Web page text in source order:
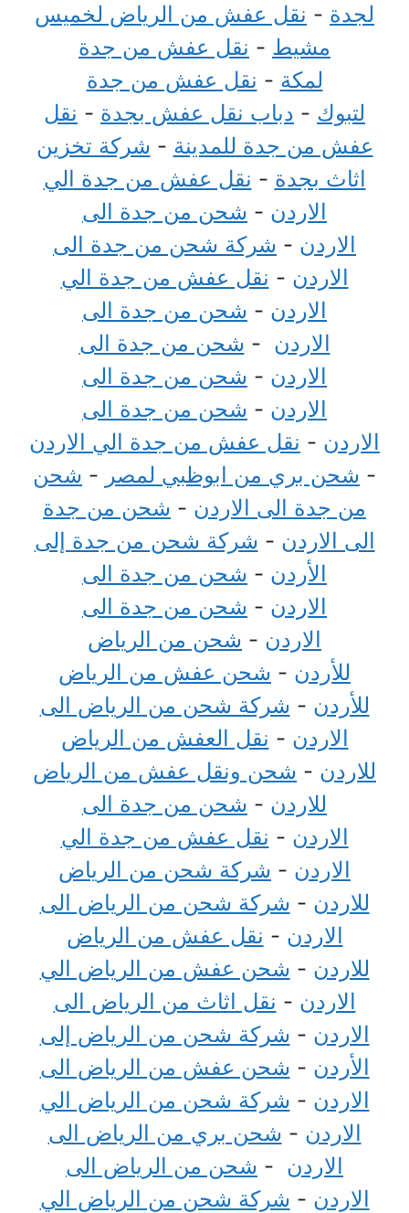
لجدة - نقل عفش من الرياض لخميس
مشيط - نقل عفش من جدة
لمكة - نقل عفش من جدة
لتبوك - دباب نقل عفش بجدة - نقل
عفش من جدة للمدينة - شركة تخزين
اثاث بجدة - نقل عفش من جدة الي
الاردن - شحن من جدة الى
الاردن - شركة شحن من جدة الى
الاردن - نقل عفش من جدة الي
الاردن - شحن من جدة الى
الاردن - شحن من جدة الى
الاردن - شحن من جدة الى
الاردن - شحن من جدة الى
الاردن - نقل عفش من جدة الي الاردن
- شحن بري من ابوظبي لمصر - شحن
من جدة الى الاردن - شحن من جدة
الى الاردن - شركة شحن من جدة إلى
الأردن - شحن من جدة الى
الاردن - شحن من جدة الى
الاردن - شحن من الرياض
للأردن - شحن عفش من الرياض
للأردن - شركة شحن من الرياض الى
الاردن - نقل العفش من الرياض
للاردن - شحن ونقل عفش من الرياض
للاردن - شحن من جدة الى
الاردن - نقل عفش من جدة الي
الاردن - شركة شحن من الرياض
للاردن - شركة شحن من الرياض الى
الاردن - نقل عفش من الرياض
للاردن - شحن عفش من الرياض الي
الاردن - نقل اثاث من الرياض الى
الاردن - شركة شحن من الرياض إلى
الأردن - شحن عفش من الرياض الى
الاردن - شركة شحن من الرياض الي
الاردن - شحن بري من الرياض الى
الاردن - شحن من الرياض الى
الاردن - شركة شحن من الرياض الي